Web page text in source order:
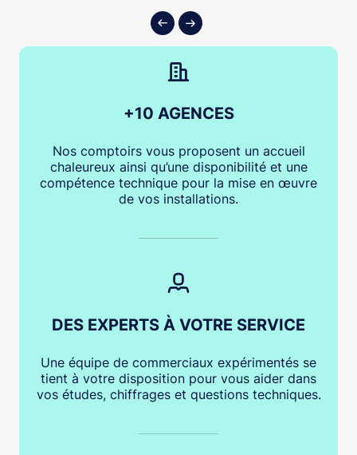
+10 AGENCES
Nos comptoirs vous proposent un accueil
chaleureux ainsi qu’une disponibilité et une
compétence technique pour la mise en œuvre
de vos installations.
DES EXPERTS À VOTRE SERVICE
Une équipe de commerciaux expérimentés se
tient à votre disposition pour vous aider dans
vos études, chiffrages et questions techniques.